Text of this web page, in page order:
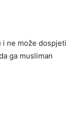
i ne može dospjeti
ga musliman